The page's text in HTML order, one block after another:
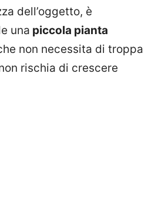
dell’oggetto, è
una piccola pianta
non necessita di troppa
rischia di crescere